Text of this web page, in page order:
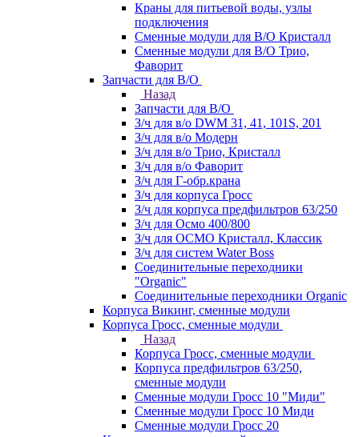
Краны для питьевой воды, узлы
подключения
Сменные модули для В/О Кристалл
Сменные модули для В/О Трио,
Фаворит
Запчасти для В/О
Назад
Запчасти для В/О
З/ч для в/о DWM 31, 41, 101S, 201
З/ч для в/о Модерн
З/ч для в/о Трио, Кристалл
З/ч для в/о Фаворит
З/ч для Г-обр.крана
З/ч для корпуса Гросс
З/ч для корпуса предфильтров 63/250
З/ч для Осмо 400/800
З/ч для ОСМО Кристалл, Классик
З/ч для систем Water Boss
Соединительные переходники
"Organic"
Соединительные переходники Organic
Корпуса Викинг, сменные модули
Корпуса Гросс, сменные модули
Назад
Корпуса Гросс, сменные модули
Корпуса предфильтров 63/250,
сменные модули
Сменные модули Гросс 10 "Миди"
Сменные модули Гросс 10 Миди
Сменные модули Гросс 20